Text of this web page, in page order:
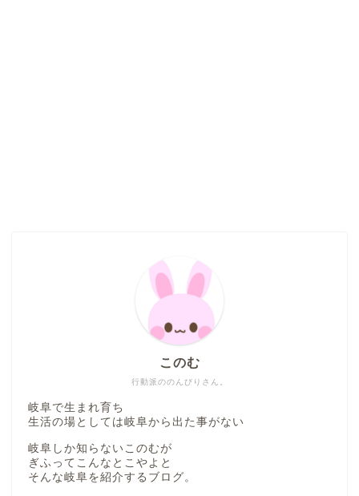
行動派ののんびりさん。
このむ
岐阜で生まれ育ち
生活の場としては岐阜から出た事がない
岐阜しか知らないこのむが
ぎふってこんなとこやよと
そんな岐阜を紹介するブログ。